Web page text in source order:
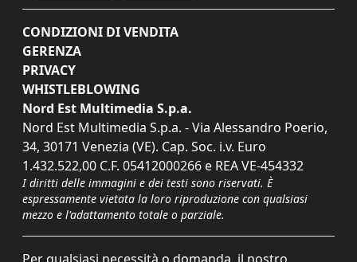
CONDIZIONI DI VENDITA
GERENZA
PRIVACY
WHISTLEBLOWING
Nord Est Multimedia S.p.a.
Nord Est Multimedia S.p.a. - Via Alessandro Poerio,
34, 30171 Venezia (VE). Cap. Soc. i.v. Euro
1.432.522,00 C.F. 05412000266 e REA VE-454332
I diritti delle immagini e dei testi sono riservati. È
espressamente vietata la loro riproduzione con qualsiasi
mezzo e l'adattamento totale o parziale.